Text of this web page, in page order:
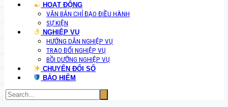
HOẠT ĐỘNG
VĂN BẢN CHỈ ĐẠO ĐIỀU HÀNH
SỰ KIỆN
NGHIỆP VỤ
HƯỚNG DẪN NGHIỆP VỤ
TRAO ĐỔI NGHIỆP VỤ
BỒI DƯỠNG NGHIỆP VỤ
CHUYỂN ĐỔI SỐ
BẢO HIỂM